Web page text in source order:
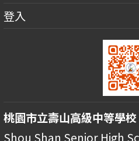
登入
桃園市立壽山高級中等學校